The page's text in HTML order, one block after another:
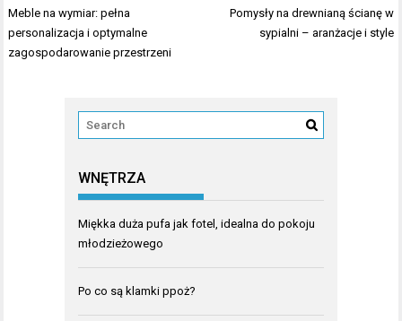
Nawigacja
wpisu
Meble na wymiar: pełna
personalizacja i optymalne
zagospodarowanie przestrzeni
Pomysły na drewnianą ścianę w
sypialni – aranżacje i style
WNĘTRZA
Miękka duża pufa jak fotel, idealna do pokoju
młodzieżowego
Po co są klamki ppoż?